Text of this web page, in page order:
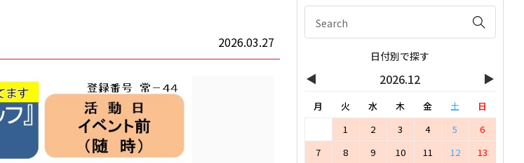
2026.03.27
日付別で探す
◀ 2026.12 ▶
月 火 水 木 金 土
日
1
2 3 4 5
6
7
8 9 10 11 12
13